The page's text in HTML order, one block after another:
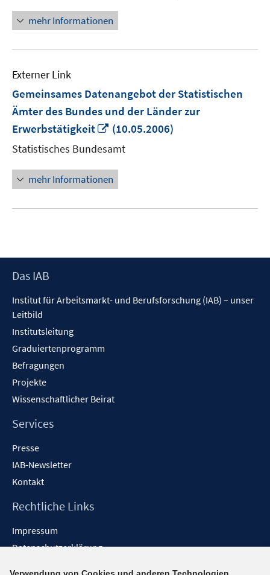
mehr Informationen
Externer Link
Gemeinsames Datenangebot der Statistischen
Ämter des Bundes und der Länder zur
Erwerbstätigkeit
In
Fenster
öffnen
(10.05.2006)
Statistisches Bundesamt
mehr Informationen
Footer
Das IAB
Institut für Arbeitsmarkt- und Berufsforschung (IAB) – unser
Leitbild
Institutsleitung
Graduiertenprogramm
Befragungen
Projekte
Wissenschaftlicher Beirat
Services
Presse
IAB-Newsletter
Kontakt
Rechtliche Links
Impressum
Datenschutzerklärung